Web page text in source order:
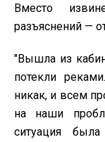
Вместо
разъяснений —
"Вышла из
потекли
никак, и всем
на наши
ситуация